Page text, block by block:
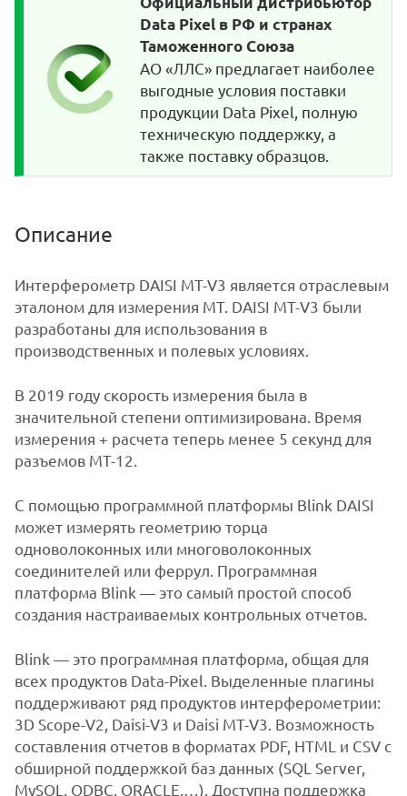
Data Pixel в РФ и странах
Таможенного Союза
АО «ЛЛС» предлагает наиболее
выгодные условия поставки
продукции Data Pixel, полную
техническую поддержку, а
также поставку образцов.
Описание
Интерферометр DAISI MT-V3 является отраслевым
эталоном для измерения MT. DAISI MT-V3 были
разработаны для использования в
производственных и полевых условиях.
В 2019 году скорость измерения была в
значительной степени оптимизирована. Время
измерения + расчета теперь менее 5 секунд для
разъемов MT-12.
С помощью программной платформы Blink DAISI
может измерять геометрию торца
одноволоконных или многоволоконных
соединителей или феррул. Программная
платформа Blink — это самый простой способ
создания настраиваемых контрольных отчетов.
Blink — это программная платформа, общая для
всех продуктов Data-Pixel. Выделенные плагины
поддерживают ряд продуктов интерферометрии:
3D Scope-V2, Daisi-V3 и Daisi MT-V3. Возможность
составления отчетов в форматах PDF, HTML и CSV с
обширной поддержкой баз данных (SQL Server,
MySQL, ODBC, ORACLE,…). Доступна поддержка